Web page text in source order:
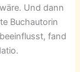
Und dann
Buchautorin
fand